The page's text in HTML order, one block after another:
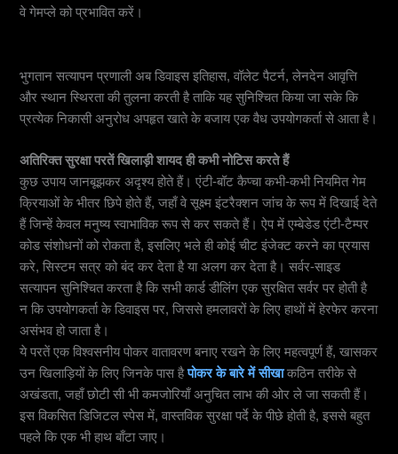
वे गेमप्ले को प्रभावित करें।
भुगतान सत्यापन प्रणाली अब डिवाइस इतिहास, वॉलेट पैटर्न, लेनदेन आवृत्ति
और स्थान स्थिरता की तुलना करती है ताकि यह सुनिश्चित किया जा सके कि
प्रत्येक निकासी अनुरोध अपहृत खाते के बजाय एक वैध उपयोगकर्ता से आता है।
अतिरिक्त सुरक्षा परतें खिलाड़ी शायद ही कभी नोटिस करते हैं
कुछ उपाय जानबूझकर अदृश्य होते हैं। एंटी-बॉट कैप्चा कभी-कभी नियमित गेम
क्रियाओं के भीतर छिपे होते हैं, जहाँ वे सूक्ष्म इंटरैक्शन जांच के रूप में दिखाई देते
हैं जिन्हें केवल मनुष्य स्वाभाविक रूप से कर सकते हैं। ऐप में एम्बेडेड एंटी-टैम्पर
कोड संशोधनों को रोकता है, इसलिए भले ही कोई चीट इंजेक्ट करने का प्रयास
करे, सिस्टम सत्र को बंद कर देता है या अलग कर देता है। सर्वर-साइड
सत्यापन सुनिश्चित करता है कि सभी कार्ड डीलिंग एक सुरक्षित सर्वर पर होती है
न कि उपयोगकर्ता के डिवाइस पर, जिससे हमलावरों के लिए हाथों में हेरफेर करना
असंभव हो जाता है।
ये परतें एक विश्वसनीय पोकर वातावरण बनाए रखने के लिए महत्वपूर्ण हैं, खासकर
उन खिलाड़ियों के लिए जिनके पास हैपोकर के बारे में सीखाकठिन तरीके से
अखंडता, जहाँ छोटी सी भी कमजोरियाँ अनुचित लाभ की ओर ले जा सकती हैं।
इस विकसित डिजिटल स्पेस में, वास्तविक सुरक्षा पर्दे के पीछे होती है, इससे बहुत
पहले कि एक भी हाथ बाँटा जाए।